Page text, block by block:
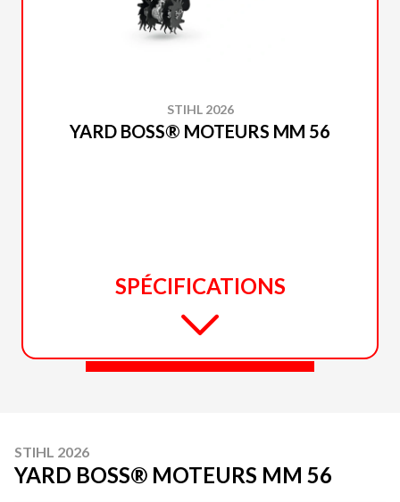
STIHL 2026
YARD BOSS® MOTEURS MM 56
SPÉCIFICATIONS
STIHL 2026
YARD BOSS® MOTEURS MM 56